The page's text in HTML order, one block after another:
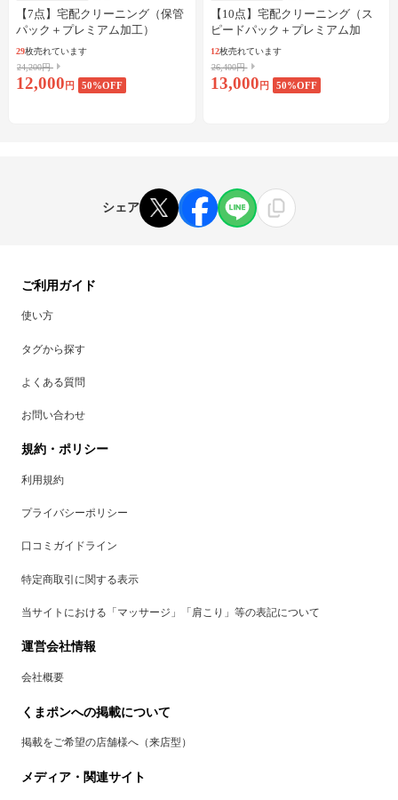
【7点】宅配クリーニング（保管
パック＋プレミアム加工）
29枚売れています
24,200円
12,000 円 50%OFF
【10点】宅配クリーニング（ス
ピードパック＋プレミアム加
工）
12枚売れています
26,400円
13,000 円 50%OFF
シェア
ご利用ガイド
使い方
タグから探す
よくある質問
お問い合わせ
規約・ポリシー
利用規約
プライバシーポリシー
口コミガイドライン
特定商取引に関する表示
当サイトにおける「マッサージ」「肩こり」等の表記について
運営会社情報
会社概要
くまポンへの掲載について
掲載をご希望の店舗様へ（来店型）
メディア・関連サイト